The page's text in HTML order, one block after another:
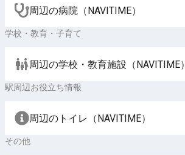
周辺の病院（NAVITIME）
学校・教育・子育て
周辺の学校・教育施設（NAVITIME）
駅周辺お役立ち情報
周辺のトイレ（NAVITIME）
その他